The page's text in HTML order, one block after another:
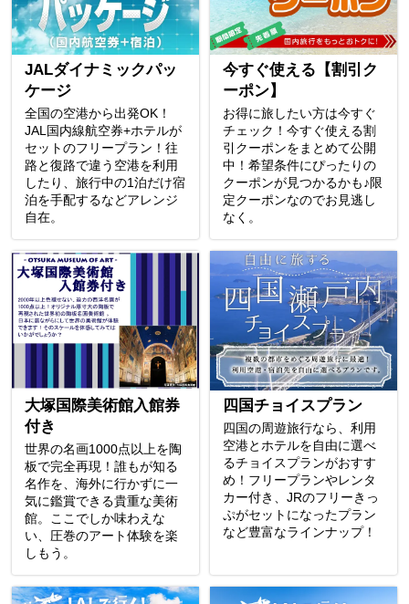
JALダイナミックパッ
ケージ
全国の空港から出発OK！
JAL国内線航空券+ホテルが
セットのフリープラン！往
路と復路で違う空港を利用
したり、旅行中の1泊だけ宿
泊を手配するなどアレンジ
自在。
今すぐ使える【割引ク
ーポン】
お得に旅したい方は今すぐ
チェック！今すぐ使える割
引クーポンをまとめて公開
中！希望条件にぴったりの
クーポンが見つかるかも♪限
定クーポンなのでお見逃し
なく。
大塚国際美術館入館券
付き
世界の名画1000点以上を陶
板で完全再現！誰もが知る
名作を、海外に行かずに一
気に鑑賞できる貴重な美術
館。ここでしか味わえな
い、圧巻のアート体験を楽
しもう。
四国チョイスプラン
四国の周遊旅行なら、利用
空港とホテルを自由に選べ
るチョイスプランがおすす
め！フリープランやレンタ
カー付き、JRのフリーきっ
ぷがセットになったプラン
など豊富なラインナップ！